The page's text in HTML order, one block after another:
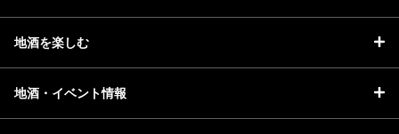
地酒を楽しむ
地酒・イベント情報